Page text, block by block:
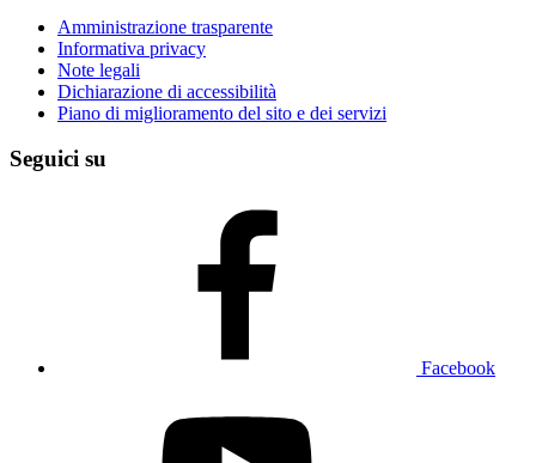
Amministrazione trasparente
Informativa privacy
Note legali
Dichiarazione di accessibilità
Piano di miglioramento del sito e dei servizi
Seguici su
Facebook